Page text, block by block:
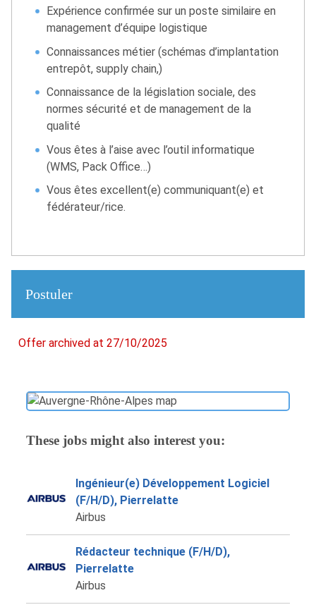
Expérience confirmée sur un poste similaire en
management d’équipe logistique
Connaissances métier (schémas d’implantation
entrepôt, supply chain,)
Connaissance de la législation sociale, des
normes sécurité et de management de la
qualité
Vous êtes à l’aise avec l’outil informatique
(WMS, Pack Office…)
Vous êtes excellent(e) communiquant(e) et
fédérateur/rice.
Postuler
Offer archived at 27/10/2025
These jobs might also interest you:
Ingénieur(e) Développement Logiciel
(F/H/D), Pierrelatte
Airbus
Rédacteur technique (F/H/D),
Pierrelatte
Airbus